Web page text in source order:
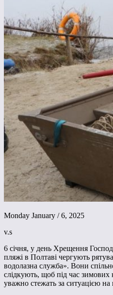
Monday January / 6, 2025
v.s
6 січня, у день Хрещення
пляжі в Полтаві чергують
водолазна служба». Вони
слідкують, щоб під час
уважно стежать за ситуацією на